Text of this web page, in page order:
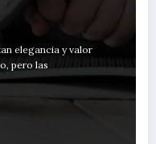
elegancia y valor
pero las